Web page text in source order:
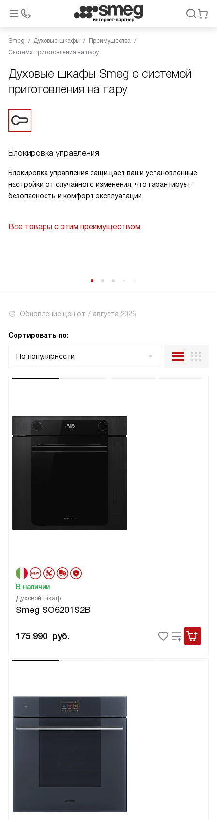
Smeg Духовые шкафы
Преимущества
Система приготовления на пару
Духовые шкафы Smeg с системой
приготовления на пару
Блокировка управления
Блокировка управления защищает ваши установленные
настройки от случайного изменения, что гарантирует
безопасность и комфорт эксплуатации.
Все товары с этим преимуществом
Обновление цен от 7 августа 2026
Сортировать по:
По популярности
Духовой шкаф
Smeg SO6201S2B
В наличии
175 990 руб.